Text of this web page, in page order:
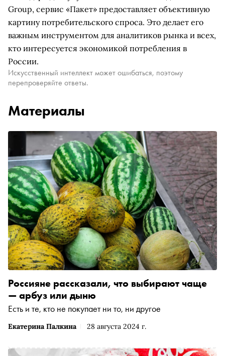
Group, сервис «Пакет» предоставляет объективную
картину потребительского спроса. Это делает его
важным инструментом для аналитиков рынка и всех,
кто интересуется экономикой потребления в
России.
Искусственный интеллект может ошибаться, поэтому
перепроверяйте ответы.
Материалы
Екатерина Палкина 28 августа 2024 г.
Россияне рассказали, что выбирают чаще
— арбуз или дыню
Есть и те, кто не покупает ни то, ни другое